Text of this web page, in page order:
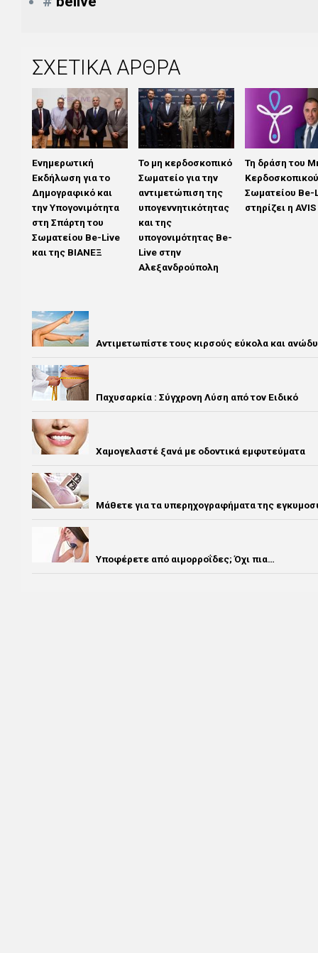
ΣΧΕΤΙΚΑ ΑΡΘΡΑ
Ενημερωτική
Εκδήλωση για το
Δημογραφικό και
την Υπογονιμότητα
στη Σπάρτη του
Σωματείου Be-Live
και της ΒΙΑΝΕΞ
Το μη κερδοσκοπικό
Σωματείο για την
αντιμετώπιση της
υπογεννητικότητας
και της
υπογονιμότητας Be-
Live στην
Αλεξανδρούπολη
Τη δράση του
Κερδοσκοπικού
Σωματείου Be-
στηρίζει η AVIS
Αντιμετωπίστε τους κιρσούς εύκολα και
Παχυσαρκία : Σύγχρονη Λύση από τον Ειδικό
Χαμογελαστέ ξανά με οδοντικά εμφυτεύματα
Μάθετε για τα υπερηχογραφήματα της
Υποφέρετε από αιμορροΐδες; Όχι πια…